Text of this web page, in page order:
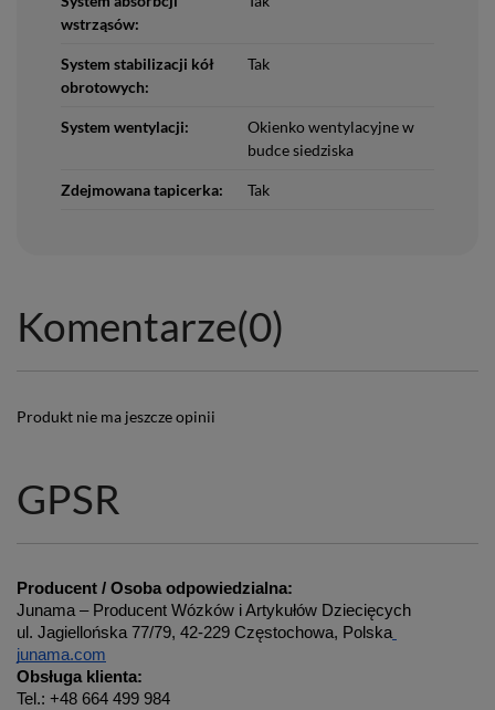
wstrząsów:
System stabilizacji kół
obrotowych:
Tak
System wentylacji:
Okienko wentylacyjne w
budce siedziska
Zdejmowana tapicerka: Tak
Komentarze(0)
Produkt nie ma jeszcze opinii
GPSR
Producent / Osoba odpowiedzialna:
Junama – Producent Wózków i Artykułów Dziecięcych
ul. Jagiellońska 77/79, 42-229 Częstochowa, Polska
junama.com
Obsługa klienta:
Tel.: +48 664 499 984